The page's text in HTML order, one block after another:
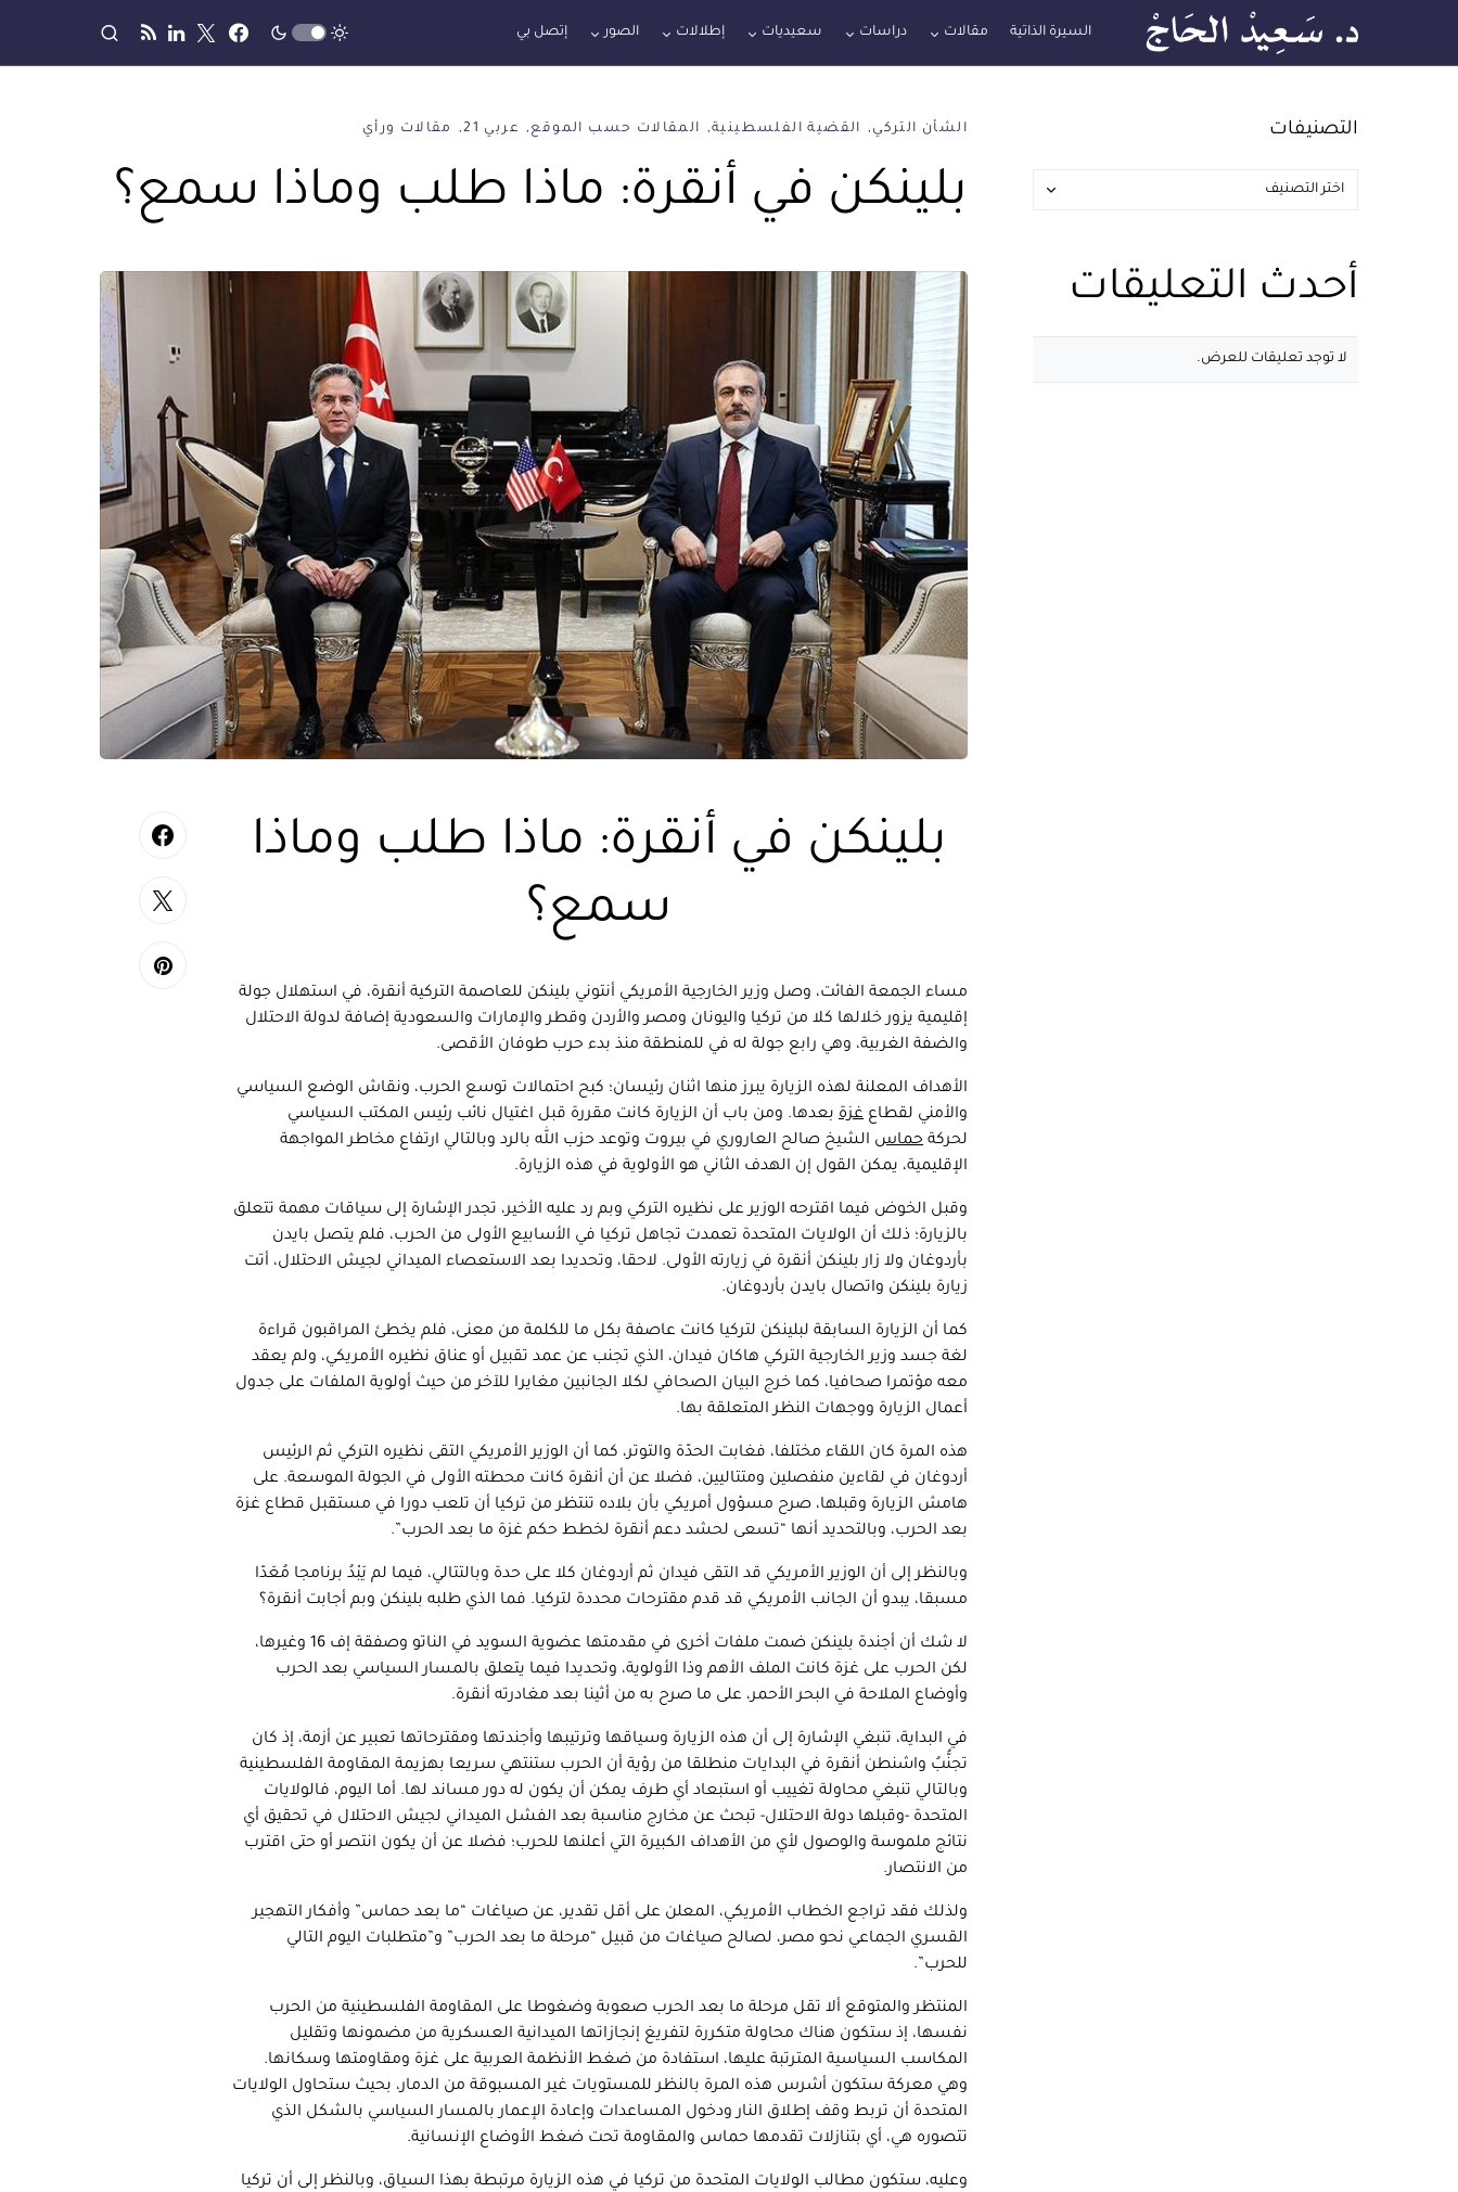
السيرة الذاتية مقالات دراسات سعيديات إطلالات الصور إتصل بي
الشأن التركي القضية الفلسطينية المقالات حسب الموقع عربي 21 مقالات ورأي
بلينكن في أنقرة: ماذا طلب وماذا سمع؟
بلينكن في أنقرة: ماذا طلب وماذا
سمع؟
مساء الجمعة الفائت، وصل وزير الخارجية الأمريكي أنتوني بلينكن للعاصمة التركية أنقرة، في استهلال جولة
إقليمية يزور خلالها كلا من تركيا واليونان ومصر والأردن وقطر والإمارات والسعودية إضافة لدولة الاحتلال
والضفة الغربية، وهي رابع جولة له في للمنطقة منذ بدء حرب طوفان الأقصى.
الأهداف المعلنة لهذه الزيارة يبرز منها اثنان رئيسان؛ كبح احتمالات توسع الحرب، ونقاش الوضع السياسي
والأمني لقطاع غزة بعدها. ومن باب أن الزيارة كانت مقررة قبل اغتيال نائب رئيس المكتب السياسي
لحركة حماس الشيخ صالح العاروري في بيروت وتوعد حزب الله بالرد وبالتالي ارتفاع مخاطر المواجهة
الإقليمية، يمكن القول إن الهدف الثاني هو الأولوية في هذه الزيارة.
وقبل الخوض فيما اقترحه الوزير على نظيره التركي وبم رد عليه الأخير، تجدر الإشارة إلى سياقات مهمة تتعلق
بالزيارة؛ ذلك أن الولايات المتحدة تعمدت تجاهل تركيا في الأسابيع الأولى من الحرب، فلم يتصل بايدن
بأردوغان ولا زار بلينكن أنقرة في زيارته الأولى. لاحقا، وتحديدا بعد الاستعصاء الميداني لجيش الاحتلال، أتت
زيارة بلينكن واتصال بايدن بأردوغان.
كما أن الزيارة السابقة لبلينكن لتركيا كانت عاصفة بكل ما للكلمة من معنى، فلم يخطئ المراقبون قراءة
لغة جسد وزير الخارجية التركي هاكان فيدان، الذي تجنب عن عمد تقبيل أو عناق نظيره الأمريكي، ولم يعقد
معه مؤتمرا صحافيا، كما خرج البيان الصحافي لكلا الجانبين مغايرا للآخر من حيث أولوية الملفات على جدول
أعمال الزيارة ووجهات النظر المتعلقة بها.
هذه المرة كان اللقاء مختلفا، فغابت الحدّة والتوتر، كما أن الوزير الأمريكي التقى نظيره التركي ثم الرئيس
أردوغان في لقاءين منفصلين ومتتاليين، فضلا عن أن أنقرة كانت محطته الأولى في الجولة الموسعة. على
هامش الزيارة وقبلها، صرح مسؤول أمريكي بأن بلاده تنتظر من تركيا أن تلعب دورا في مستقبل قطاع غزة
بعد الحرب، وبالتحديد أنها “تسعى لحشد دعم أنقرة لخطط حكم غزة ما بعد الحرب”.
وبالنظر إلى أن الوزير الأمريكي قد التقى فيدان ثم أردوغان كلا على حدة وبالتتالي، فيما لم يَبْدُ برنامجا مُعَدّا
مسبقا، يبدو أن الجانب الأمريكي قد قدم مقترحات محددة لتركيا. فما الذي طلبه بلينكن وبم أجابت أنقرة؟
لا شك أن أجندة بلينكن ضمت ملفات أخرى في مقدمتها عضوية السويد في الناتو وصفقة إف 16 وغيرها،
لكن الحرب على غزة كانت الملف الأهم وذا الأولوية، وتحديدا فيما يتعلق بالمسار السياسي بعد الحرب
وأوضاع الملاحة في البحر الأحمر، على ما صرح به من أثينا بعد مغادرته أنقرة.
في البداية، تنبغي الإشارة إلى أن هذه الزيارة وسياقها وترتيبها وأجندتها ومقترحاتها تعبير عن أزمة، إذ كان
تجنُّبُ واشنطن أنقرة في البدايات منطلقا من رؤية أن الحرب ستنتهي سريعا بهزيمة المقاومة الفلسطينية
وبالتالي تنبغي محاولة تغييب أو استبعاد أي طرف يمكن أن يكون له دور مساند لها. أما اليوم، فالولايات
المتحدة -وقبلها دولة الاحتلال- تبحث عن مخارج مناسبة بعد الفشل الميداني لجيش الاحتلال في تحقيق أي
نتائج ملموسة والوصول لأي من الأهداف الكبيرة التي أعلنها للحرب؛ فضلا عن أن يكون انتصر أو حتى اقترب
من الانتصار.
ولذلك فقد تراجع الخطاب الأمريكي، المعلن على أقل تقدير، عن صياغات “ما بعد حماس” وأفكار التهجير
القسري الجماعي نحو مصر، لصالح صياغات من قبيل “مرحلة ما بعد الحرب” و”متطلبات اليوم التالي
للحرب”.
المنتظر والمتوقع ألا تقل مرحلة ما بعد الحرب صعوبة وضغوطا على المقاومة الفلسطينية من الحرب
نفسها، إذ ستكون هناك محاولة متكررة لتفريغ إنجازاتها الميدانية العسكرية من مضمونها وتقليل
المكاسب السياسية المترتبة عليها، استفادة من ضغط الأنظمة العربية على غزة ومقاومتها وسكانها.
وهي معركة ستكون أشرس هذه المرة بالنظر للمستويات غير المسبوقة من الدمار، بحيث ستحاول الولايات
المتحدة أن تربط وقف إطلاق النار ودخول المساعدات وإعادة الإعمار بالمسار السياسي بالشكل الذي
تتصوره هي، أي بتنازلات تقدمها حماس والمقاومة تحت ضغط الأوضاع الإنسانية.
وعليه، ستكون مطالب الولايات المتحدة من تركيا في هذه الزيارة مرتبطة بهذا السياق، وبالنظر إلى أن تركيا
التصنيفات
أحدث التعليقات
لا توجد تعليقات للعرض.